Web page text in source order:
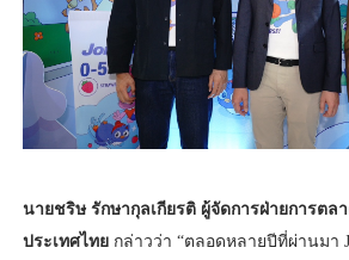
นายชริษ รักษากุลเกียรติ ผู้จัดการฝ่ายการตล
ประเทศไทยกล่าวว่า “ตลอดหลายปีที่ผ่านมา